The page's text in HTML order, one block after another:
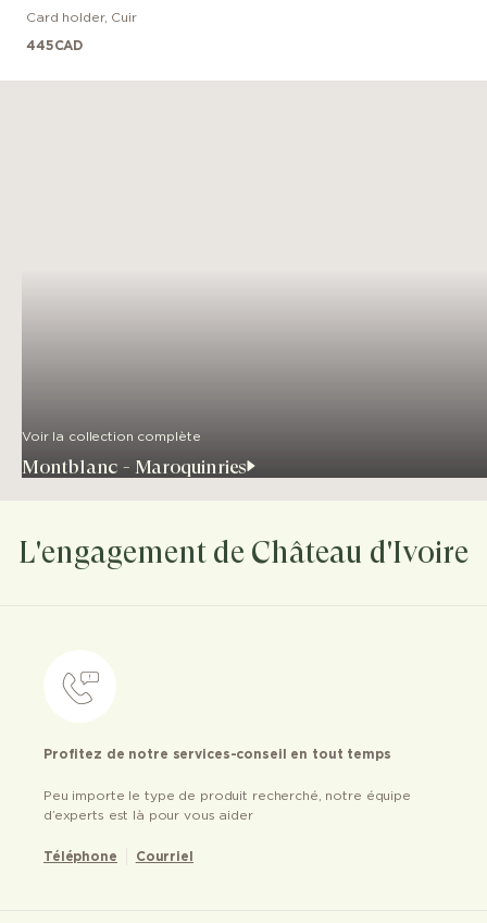
Card holder, Cuir
445CAD
Voir la collection complète
Montblanc - Maroquinries
L'engagement de Château d'Ivoire
Profitez de notre services-conseil en tout temps
Peu importe le type de produit recherché, notre équipe
d’experts est là pour vous aider
Téléphone Courriel